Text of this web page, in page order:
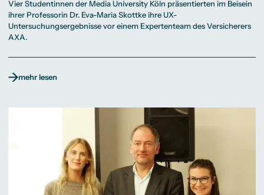
Vier Studentinnen der Media University Köln präsentierten im Beisein
ihrer Professorin Dr. Eva-Maria Skottke ihre UX-
Untersuchungsergebnisse vor einem Expertenteam des Versicherers
AXA.
mehr lesen